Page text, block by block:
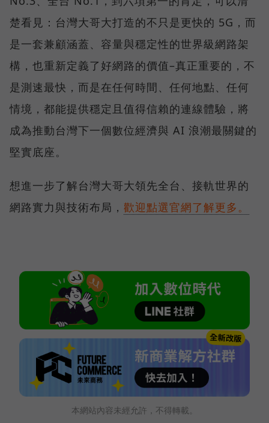
楚看見：台灣大哥大打造的不只是更快的 5G，而
是一套兼顧涵蓋、容量與穩定性的世界級網路架
構，也重新定義了好網路的價值–真正重要的，不
是測速最快，而是在任何時間、任何地點、任何
情境，都能提供穩定且值得信賴的連線體驗，將
成為推動台灣下一個數位經濟與 AI 浪潮最關鍵的
堅實底座。
想進一步了解台灣大哥大領先全台、接軌世界的
網路實力與技術布局， 歡迎點選官網了解更多。
本網站內容未經允許，不得轉載。